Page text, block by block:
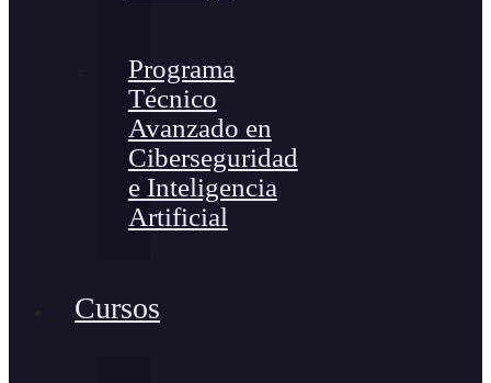
Programa
Técnico
Avanzado en
Ciberseguridad
e Inteligencia
Artificial
Cursos